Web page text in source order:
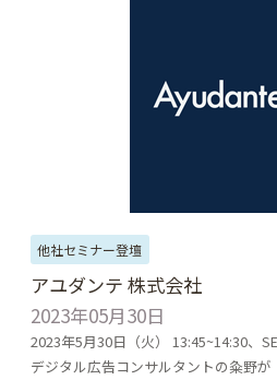
他社セミナー登壇
アユダンテ 株式会社
2023年05月30日
2023年5月30日（火） 13:45~14:30、
デジタル広告コンサルタントの粂野